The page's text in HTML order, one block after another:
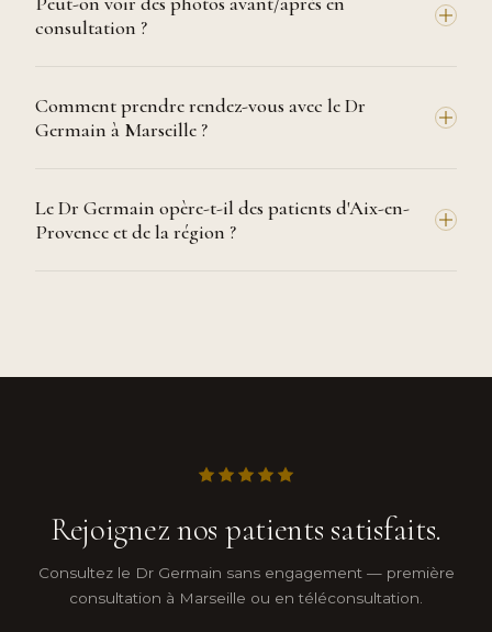
consultation ?
Comment prendre rendez-vous avec le Dr
Germain à Marseille ?
Le Dr Germain opère-t-il des patients d'Aix-en-
Provence et de la région ?
Rejoignez nos patients satisfaits.
Consultez le Dr Germain sans engagement — première
consultation à Marseille ou en téléconsultation.